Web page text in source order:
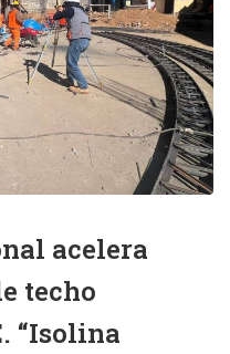
acelera
techo
“Isolina